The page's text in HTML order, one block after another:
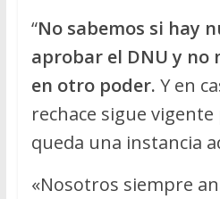
“No sabemos si hay
aprobar el DNU y no
en otro poder. Y en
rechace sigue
queda una instancia
«Nosotros siempre